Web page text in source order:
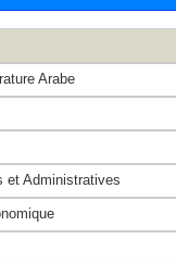
Arabe
Administratives